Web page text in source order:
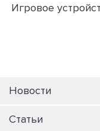
Игровое
Новости
Статьи